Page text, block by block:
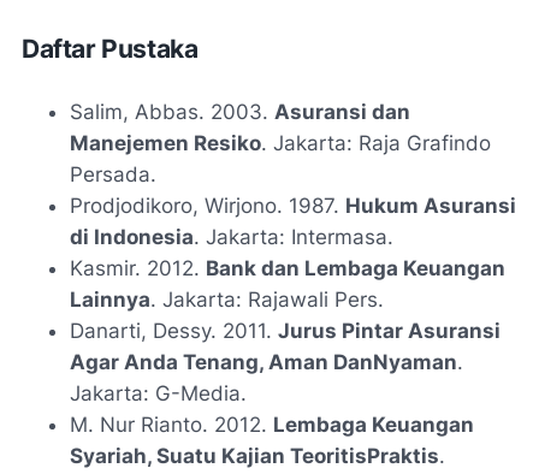
Daftar Pustaka
Salim, Abbas. 2003. Asuransi dan
Manejemen Resiko. Jakarta: Raja Grafindo
Persada.
Prodjodikoro, Wirjono. 1987. Hukum Asuransi
di Indonesia. Jakarta: Intermasa.
Kasmir. 2012. Bank dan Lembaga Keuangan
Lainnya. Jakarta: Rajawali Pers.
Danarti, Dessy. 2011. Jurus Pintar Asuransi
Agar Anda Tenang, Aman DanNyaman.
Jakarta: G-Media.
M. Nur Rianto. 2012. Lembaga Keuangan
Syariah, Suatu Kajian TeoritisPraktis.